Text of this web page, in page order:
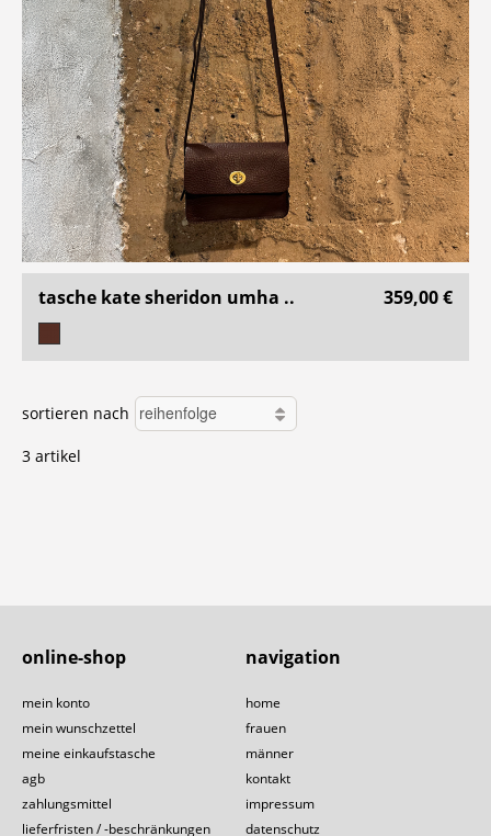
tasche kate sheridon umha .. 359,00 €
sortieren nach
3 artikel
navigation
home
frauen
männer
kontakt
impressum
datenschutz
online-shop
mein konto
mein wunschzettel
meine einkaufstasche
agb
zahlungsmittel
lieferfristen / -beschränkungen